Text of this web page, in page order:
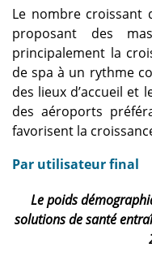
Le nombre croissant
proposant des
principalement la
de spa à un rythme
des lieux d’accueil et
des aéroports
favorisent la
Par utilisateur final
Le poids
solutions de santé